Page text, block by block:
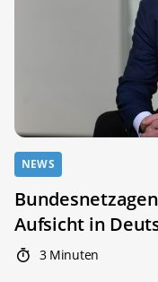
NEWS
Aufsicht in
3 Minuten